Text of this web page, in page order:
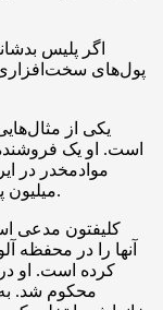
اگر پلیس
پول‌های سخت‌افزاری
یکی از
میلیون پوند (تقریباً ۶۴ میلیون دلار) از دست داده است.
کلیفتون مدعی
محکوم شد.